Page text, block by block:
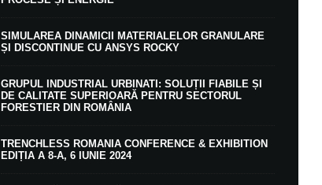
SIMULAREA DINAMICII MATERIALELOR GRANULARE
ȘI DISCONTINUE CU ANSYS ROCKY
GRUPUL INDUSTRIAL URBINATI: SOLUȚII FIABILE ȘI
DE CALITATE SUPERIOARĂ PENTRU SECTORUL
FORESTIER DIN ROMÂNIA
TRENCHLESS ROMANIA CONFERENCE & EXHIBITION
EDIȚIA A 8-A, 6 IUNIE 2024